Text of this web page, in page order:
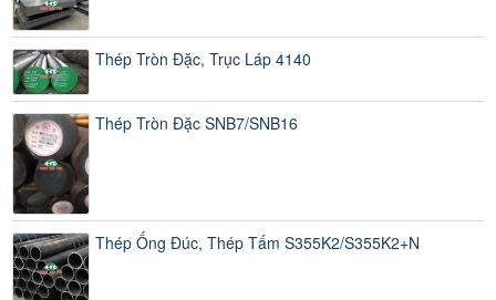
Thép Tròn Đặc, Trục Láp 4140
Thép Tròn Đặc SNB7/SNB16
Thép Ống Đúc, Thép Tấm S355K2/S355K2+N